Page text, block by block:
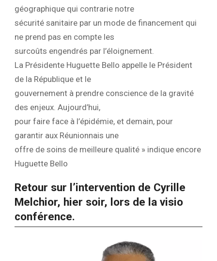
géographique qui contrarie notre
sécurité sanitaire par un mode de financement qui
ne prend pas en compte les
surcoûts engendrés par l’éloignement.
La Présidente Huguette Bello appelle le Président
de la République et le
gouvernement à prendre conscience de la gravité
des enjeux. Aujourd’hui,
pour faire face à l’épidémie, et demain, pour
garantir aux Réunionnais une
offre de soins de meilleure qualité » indique encore
Huguette Bello
Retour sur l’intervention de Cyrille
Melchior, hier soir, lors de la visio
conférence.